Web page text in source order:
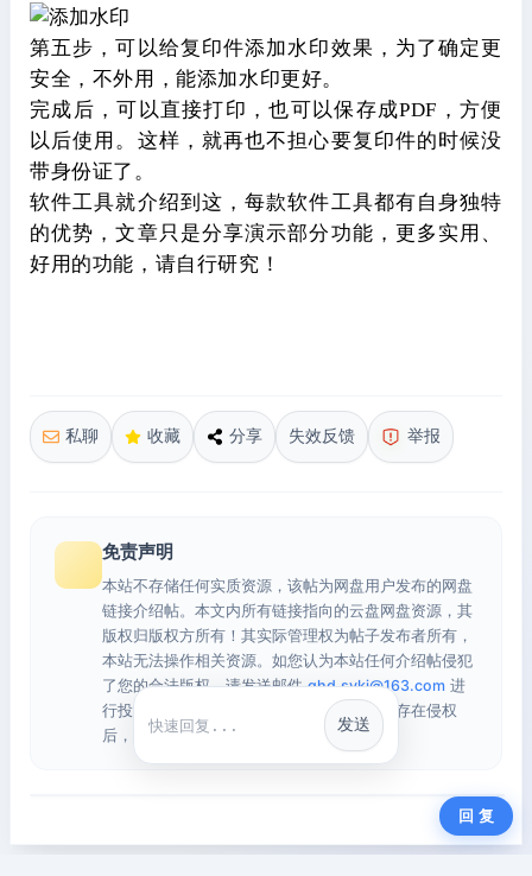
第五步，可以给复印件添加水印效果，为了确定更
安全，不外用，能添加水印更好。
完成后，可以直接打印，也可以保存成PDF，方便
以后使用。这样，就再也不担心要复印件的时候没
带身份证了。
软件工具就介绍到这，每款软件工具都有自身独特
的优势，文章只是分享演示部分功能，更多实用、
好用的功能，请自行研究！
私聊 收藏 分享 失效反馈 举报
免责声明
本站不存储任何实质资源，该帖为网盘用户发布的网盘
链接介绍帖。本文内所有链接指向的云盘网盘资源，其
版权归版权方所有！其实际管理权为帖子发布者所有，
本站无法操作相关资源。如您认为本站任何介绍帖侵犯
了您的合法版权，请发送邮件qhd.sykj@163.com 进
行投诉，我们将在确认本文链接指向的资源存在侵权
后，立即删除相关介绍帖子！
快捷回复
发送
回 复